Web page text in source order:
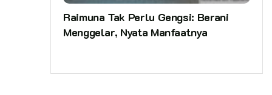
Raimuna Tak Perlu Gengsi: Berani
Menggelar, Nyata Manfaatnya